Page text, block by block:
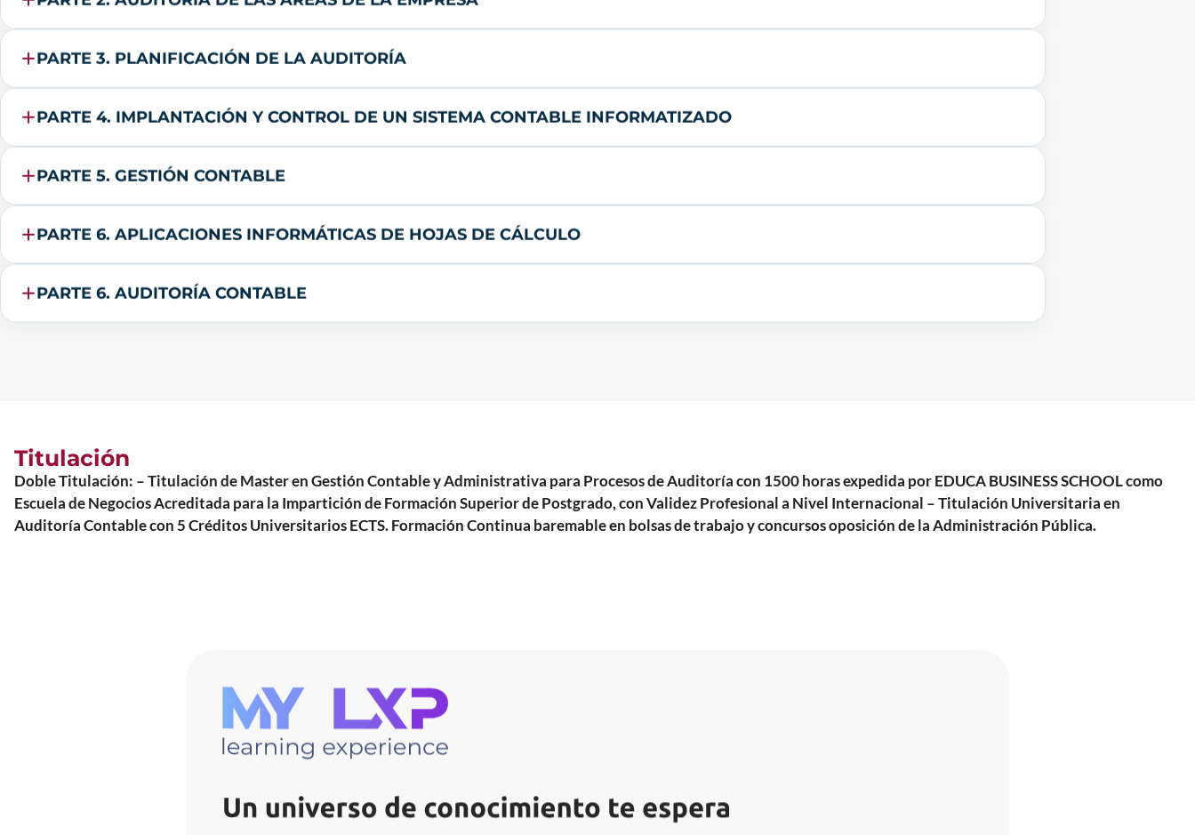
Titulación
Doble Titulación: – Titulación de Master en Gestión Contable y Administrativa para Procesos de Auditoría con 1500 horas expedida por EDUCA BUSINESS SCHOOL como
Escuela de Negocios Acreditada para la Impartición de Formación Superior de Postgrado, con Validez Profesional a Nivel Internacional – Titulación Universitaria en
Auditoría Contable con 5 Créditos Universitarios ECTS. Formación Continua baremable en bolsas de trabajo y concursos oposición de la Administración Pública.